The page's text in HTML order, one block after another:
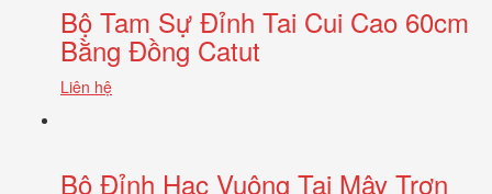
Bộ Tam Sự Đỉnh Tai Cui Cao 60cm
Bằng Đồng Catut
Liên hệ
Bộ Đỉnh Hạc Vuông Tai Mây Trơn